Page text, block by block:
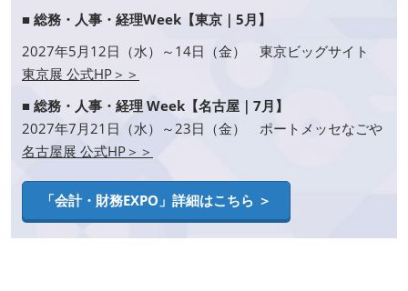
■ 総務・人事・経理Week【東京｜5月】
2027年5月12日（水）～14日（金） 東京ビッグサイト
東京展 公式HP＞＞
■ 総務・人事・経理 Week【名古屋｜7月】
2027年7月21日（水）～23日（金） ポートメッセなごや
名古屋展 公式HP＞＞
「会計・財務EXPO」詳細はこちら ＞